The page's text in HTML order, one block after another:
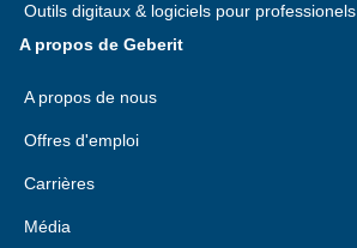
Outils digitaux & logiciels pour professionels
A propos de Geberit
A propos de nous
Offres d'emploi
Carrières
Média